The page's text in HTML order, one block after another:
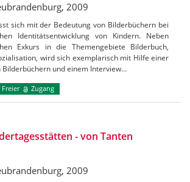
2009
sich mit der Bedeutung von Bilderbüchern bei
Identitätsentwicklung von Kindern. Neben
Exkurs in die Themengebiete Bilderbuch,
wird sich exemplarisch mit Hilfe einer
Bilderbüchern und einem Interview…
Freier Zugang
- von Tanten
2009